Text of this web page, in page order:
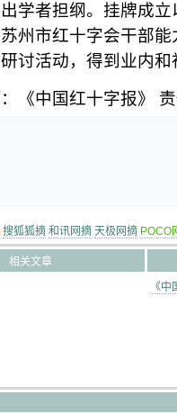
学者担纲。挂牌成
州市红十字会干部
讨活动，得到业内和
《中国红十字报》
搜狐狐摘 和讯网摘 天极网摘 POCO
相关文章
《